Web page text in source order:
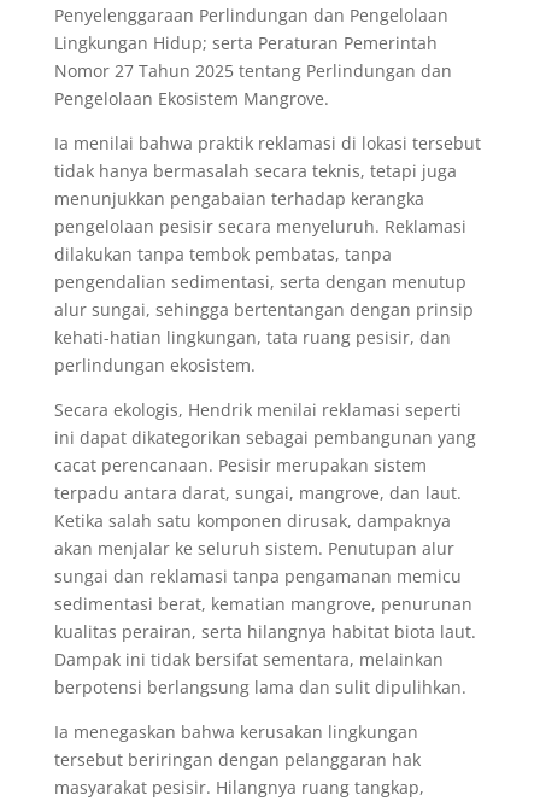
Penyelenggaraan Perlindungan dan Pengelolaan
Lingkungan Hidup; serta Peraturan Pemerintah
Nomor 27 Tahun 2025 tentang Perlindungan dan
Pengelolaan Ekosistem Mangrove.
Ia menilai bahwa praktik reklamasi di lokasi tersebut
tidak hanya bermasalah secara teknis, tetapi juga
menunjukkan pengabaian terhadap kerangka
pengelolaan pesisir secara menyeluruh. Reklamasi
dilakukan tanpa tembok pembatas, tanpa
pengendalian sedimentasi, serta dengan menutup
alur sungai, sehingga bertentangan dengan prinsip
kehati-hatian lingkungan, tata ruang pesisir, dan
perlindungan ekosistem.
Secara ekologis, Hendrik menilai reklamasi seperti
ini dapat dikategorikan sebagai pembangunan yang
cacat perencanaan. Pesisir merupakan sistem
terpadu antara darat, sungai, mangrove, dan laut.
Ketika salah satu komponen dirusak, dampaknya
akan menjalar ke seluruh sistem. Penutupan alur
sungai dan reklamasi tanpa pengamanan memicu
sedimentasi berat, kematian mangrove, penurunan
kualitas perairan, serta hilangnya habitat biota laut.
Dampak ini tidak bersifat sementara, melainkan
berpotensi berlangsung lama dan sulit dipulihkan.
Ia menegaskan bahwa kerusakan lingkungan
tersebut beriringan dengan pelanggaran hak
masyarakat pesisir. Hilangnya ruang tangkap,